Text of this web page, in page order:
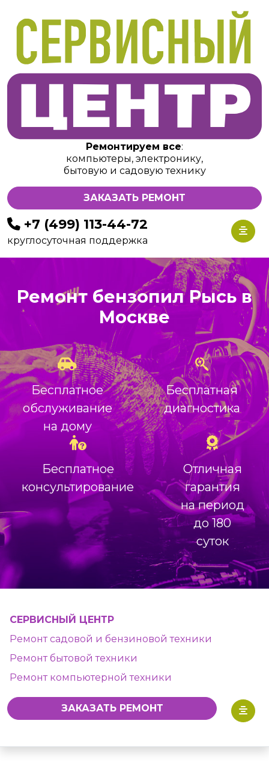
Ремонтируем все:
компьютеры, электронику,
бытовую и садовую технику
ЗАКАЗАТЬ РЕМОНТ
+7 (499) 113-44-72
круглосуточная поддержка
Ремонт бензопил Рысь в
Москве
Бесплатное
обслуживание
на дому
Бесплатная
диагностика
Бесплатное
консультирование
Отличная
гарантия
на период
до 180
суток
СЕРВИСНЫЙ ЦЕНТР
Ремонт садовой и бензиновой техники
Ремонт бытовой техники
Ремонт компьютерной техники
ЗАКАЗАТЬ РЕМОНТ